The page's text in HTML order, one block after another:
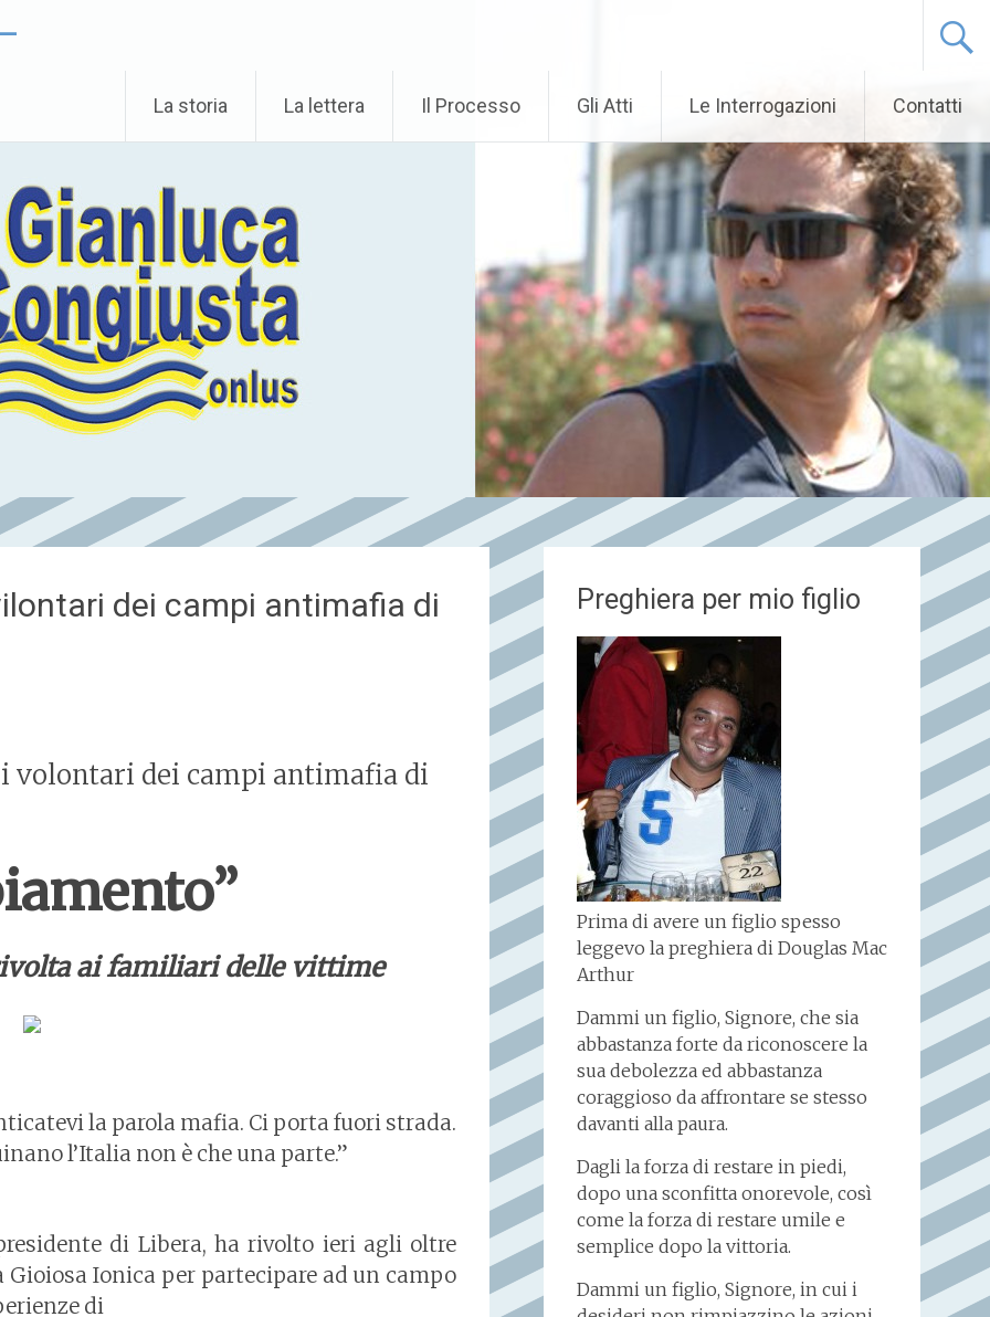
La storia La lettera Il Processo Gli Atti Le Interrogazioni Contatti
dei campi antimafia di
volontari dei campi antimafia di
ai familiari delle vittime
la parola mafia. Ci porta fuori strada.
l’Italia non è che una parte.”
di Libera, ha rivolto ieri agli oltre
Ionica per partecipare ad un campo
di
Preghiera per mio figlio
Prima di avere un figlio spesso
leggevo la preghiera di Douglas Mac
Arthur
Dammi un figlio, Signore, che sia
abbastanza forte da riconoscere la
sua debolezza ed abbastanza
coraggioso da affrontare se stesso
davanti alla paura.
Dagli la forza di restare in piedi,
dopo una sconfitta onorevole, così
come la forza di restare umile e
semplice dopo la vittoria.
Dammi un figlio, Signore, in cui i